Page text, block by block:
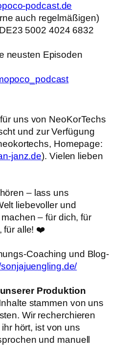
podcast.de
auch regelmäßigen)
5002 4024 6832
neusten Episoden
uns von NeoKorTechs
und zur Verfügung
Homepage:
janz.de). Vielen lieben
– lass uns
liebevoller und
– für dich, für
für alle! ❤️
Coaching und Blog-
sonjajuengling.de/
Produktion
stammen von uns
Wir recherchieren
hört, ist von uns
und manuell